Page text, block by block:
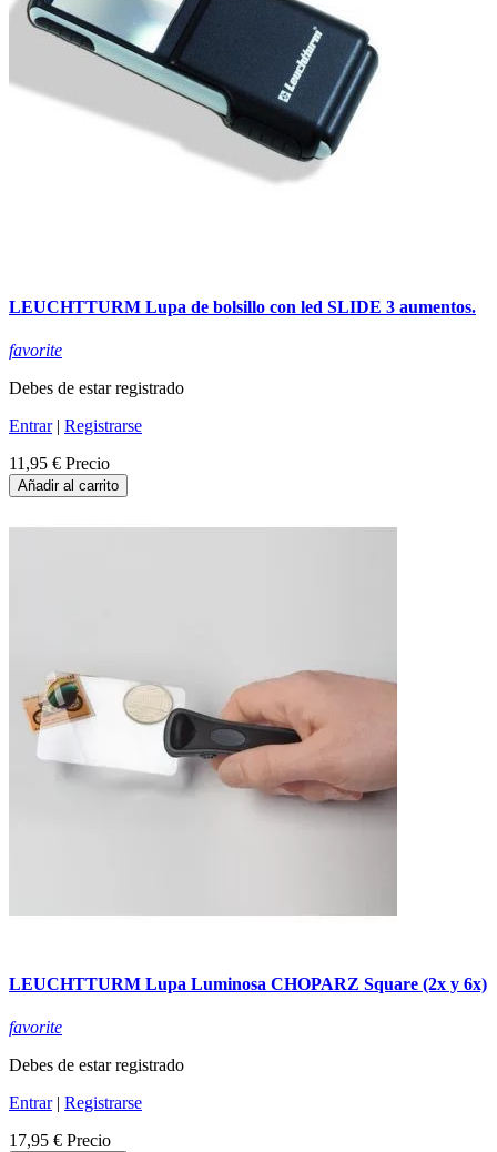
LEUCHTTURM Lupa de bolsillo con led SLIDE 3 aumentos.
favorite
Debes de estar registrado
Entrar| Registrarse
11,95 € Precio
Añadir al carrito
LEUCHTTURM Lupa Luminosa CHOPARZ Square (2x y 6x)
favorite
Debes de estar registrado
Entrar| Registrarse
17,95 € Precio